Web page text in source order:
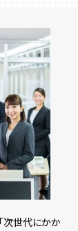
次世代にかか